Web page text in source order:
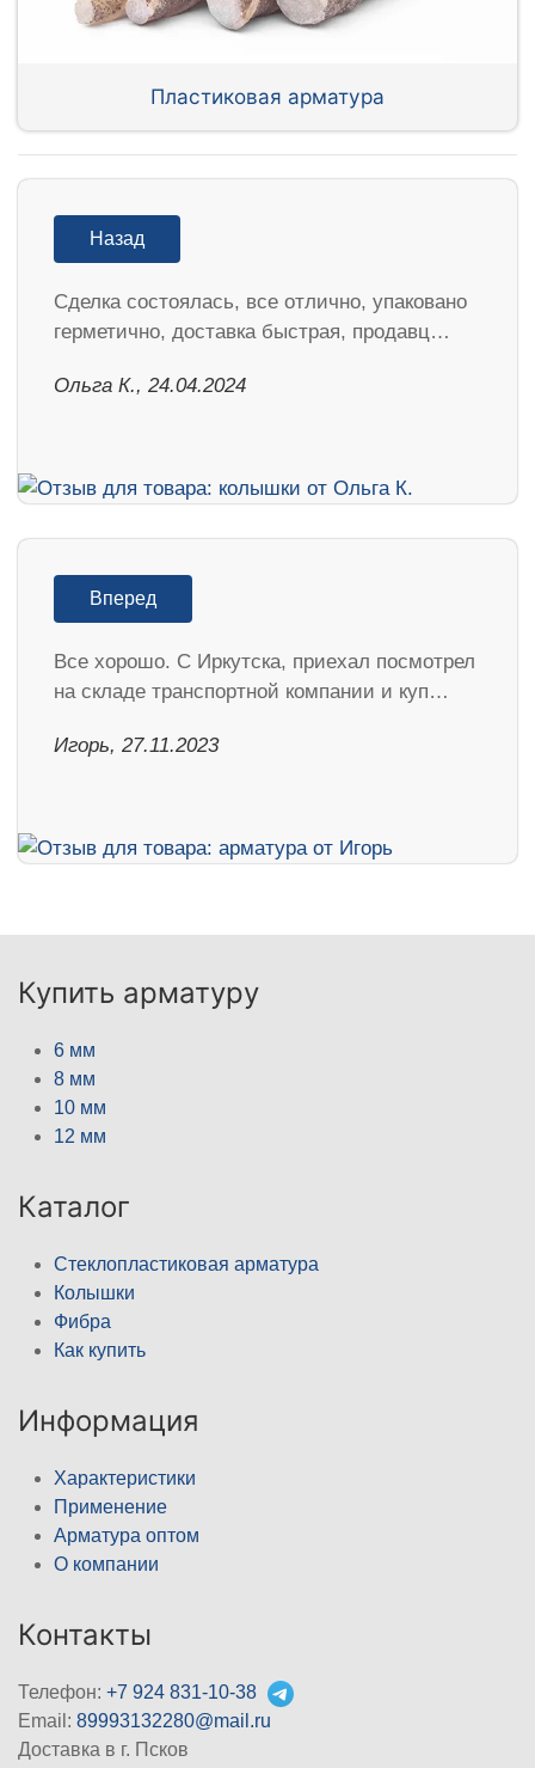
Пластиковая арматура
Назад
Сделка состоялась, все отлично, упаковано
герметично, доставка быстрая, продавц…
Ольга К., 24.04.2024
Вперед
Все хорошо. С Иркутска, приехал посмотрел
на складе транспортной компании и куп…
Игорь, 27.11.2023
Купить арматуру
6 мм
8 мм
10 мм
12 мм
Каталог
Стеклопластиковая арматура
Колышки
Фибра
Как купить
Информация
Характеристики
Применение
Арматура оптом
О компании
Контакты
Телефон: +7 924 831-10-38
Email: 89993132280@mail.ru
Доставка в г. Псков